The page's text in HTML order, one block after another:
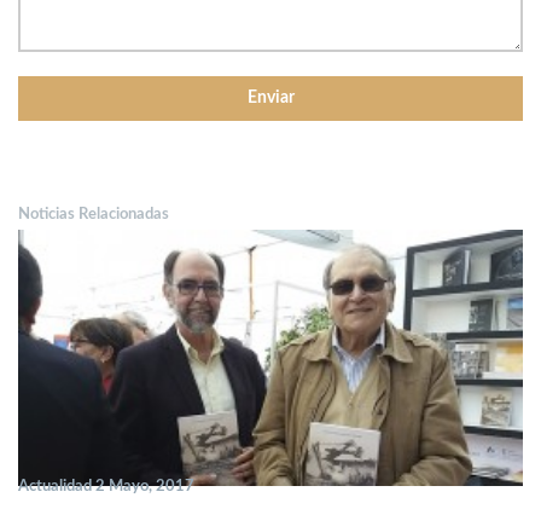
Noticias Relacionadas
Actualidad 2 Mayo, 2017